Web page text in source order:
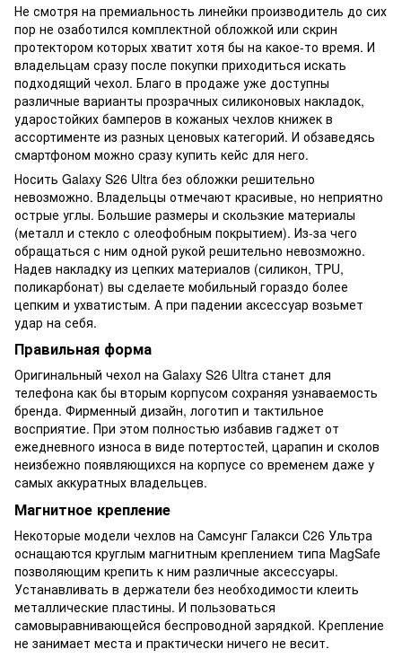
Не смотря на премиальность линейки производитель до сих
пор не озаботился комплектной обложкой или скрин
протектором которых хватит хотя бы на какое-то время. И
владельцам сразу после покупки приходиться искать
подходящий чехол. Благо в продаже уже доступны
различные варианты прозрачных силиконовых накладок,
ударостойких бамперов в кожаных чехлов книжек в
ассортименте из разных ценовых категорий. И обзаведясь
смартфоном можно сразу купить кейс для него.
Носить Galaxy S26 Ultra без обложки решительно
невозможно. Владельцы отмечают красивые, но неприятно
острые углы. Большие размеры и скользкие материалы
(металл и стекло с олеофобным покрытием). Из-за чего
обращаться с ним одной рукой решительно невозможно.
Надев накладку из цепких материалов (силикон, TPU,
поликарбонат) вы сделаете мобильный гораздо более
цепким и ухватистым. А при падении аксессуар возьмет
удар на себя.
Правильная форма
Оригинальный чехол на Galaxy S26 Ultra станет для
телефона как бы вторым корпусом сохраняя узнаваемость
бренда. Фирменный дизайн, логотип и тактильное
восприятие. При этом полностью избавив гаджет от
ежедневного износа в виде потертостей, царапин и сколов
неизбежно появляющихся на корпусе со временем даже у
самых аккуратных владельцев.
Магнитное крепление
Некоторые модели чехлов на Самсунг Галакси С26 Ультра
оснащаются круглым магнитным креплением типа MagSafe
позволяющим крепить к ним различные аксессуары.
Устанавливать в держатели без необходимости клеить
металлические пластины. И пользоваться
самовыравнивающейся беспроводной зарядкой. Крепление
не занимает места и практически ничего не весит.